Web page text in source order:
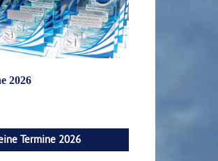
2026
Termine 2026